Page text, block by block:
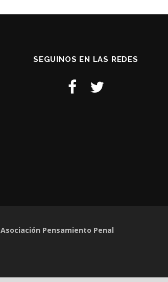
SEGUINOS EN LAS REDES
Asociación Pensamiento Penal